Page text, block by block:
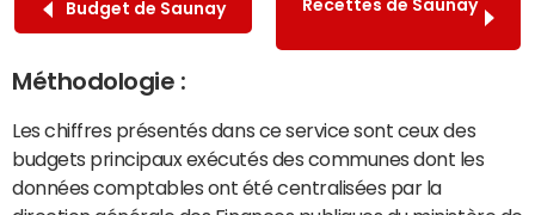
Budget de Saunay Recettes de Saunay
Méthodologie :
Les chiffres présentés dans ce service sont ceux des
budgets principaux exécutés des communes dont les
données comptables ont été centralisées par la